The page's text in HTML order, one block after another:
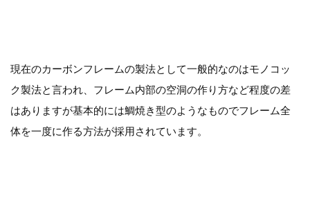
現在のカーボンフレームの製法として一般的なのはモノコッ
ク製法と言われ、フレーム内部の空洞の作り方など程度の差
はありますが基本的には鯛焼き型のようなものでフレーム全
体を一度に作る方法が採用されています。